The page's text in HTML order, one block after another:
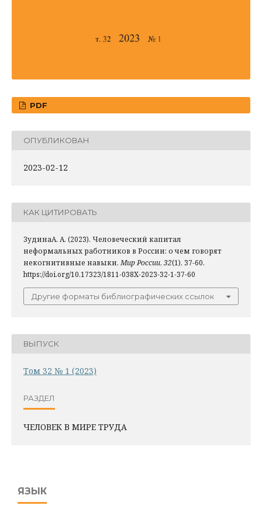
PDF
ОПУБЛИКОВАН
2023-02-12
КАК ЦИТИРОВАТЬ
ЗудинаА. А. (2023). Человеческий капитал
неформальных работников в России: о чем говорят
некогнитивные навыки. Мир России, 32(1), 37-60.
https://doi.org/10.17323/1811-038X-2023-32-1-37-60
Другие форматы библиографических ссылок
ВЫПУСК
Том 32 № 1 (2023)
РАЗДЕЛ
ЧЕЛОВЕК В МИРЕ ТРУДА
ЯЗЫК